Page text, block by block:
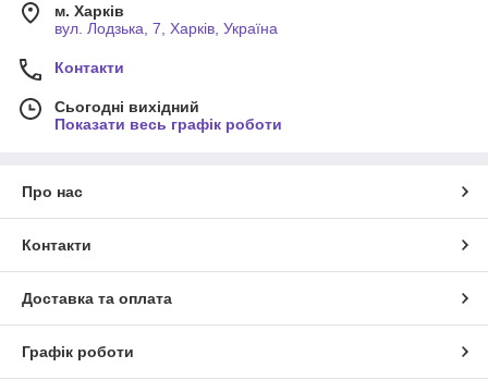
м. Харків
вул. Лодзька, 7, Харків, Україна
Контакти
Сьогодні вихідний
Показати весь графік роботи
Про нас
Контакти
Доставка та оплата
Графік роботи